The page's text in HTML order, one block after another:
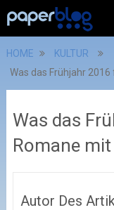
HOME
KULTUR
Was das Frühjahr
Was das
Romane
Autor Des